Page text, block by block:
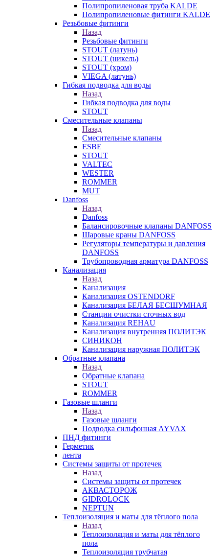
Полипропиленовая труба KALDE
Полипропиленовые фитинги KALDE
Резьбовые фитинги
Назад
Резьбовые фитинги
STOUT (латунь)
STOUT (никель)
STOUT (хром)
VIEGA (латунь)
Гибкая подводка для воды
Назад
Гибкая подводка для воды
STOUT
Смесительные клапаны
Назад
Смесительные клапаны
ESBE
STOUT
VALTEC
WESTER
ROMMER
MUT
Danfoss
Назад
Danfoss
Балансировочные клапаны DANFOSS
Шаровые краны DANFOSS
Регуляторы температуры и давления
DANFOSS
Трубопроводная арматура DANFOSS
Канализация
Назад
Канализация
Канализация OSTENDORF
Канализация БЕЛАЯ БЕСШУМНАЯ
Станции очистки сточных вод
Канализация REHAU
Канализация внутренняя ПОЛИТЭК
СИНИКОН
Канализация наружная ПОЛИТЭК
Обратные клапана
Назад
Обратные клапана
STOUT
ROMMER
Газовые шланги
Назад
Газовые шланги
Подводка сильфонная AYVAX
ПНД фитинги
Герметик
лента
Системы защиты от протечек
Назад
Системы защиты от протечек
АКВАСТОРОЖ
GIDROLOCK
NEPTUN
Теплоизоляция и маты для тёплого пола
Назад
Теплоизоляция и маты для тёплого
пола
Теплоизоляция трубчатая